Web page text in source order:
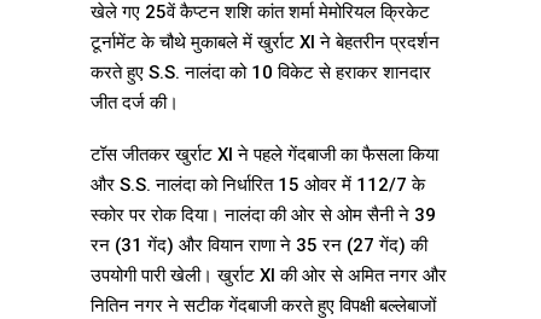
खेले गए 25वें कैप्टन शशि कांत शर्मा मेमोरियल क्रिकेट
टूर्नामेंट के चौथे मुकाबले में खुर्राट XI ने बेहतरीन प्रदर्शन
करते हुए S.S. नालंदा को 10 विकेट से हराकर शानदार
जीत दर्ज की।
टॉस जीतकर खुर्राट XI ने पहले गेंदबाजी का फैसला किया
और S.S. नालंदा को निर्धारित 15 ओवर में 112/7 के
स्कोर पर रोक दिया। नालंदा की ओर से ओम सैनी ने 39
रन (31 गेंद) और वियान राणा ने 35 रन (27 गेंद) की
उपयोगी पारी खेली। खुर्राट XI की ओर से अमित नगर और
नितिन नगर ने सटीक गेंदबाजी करते हुए विपक्षी बल्लेबाजों